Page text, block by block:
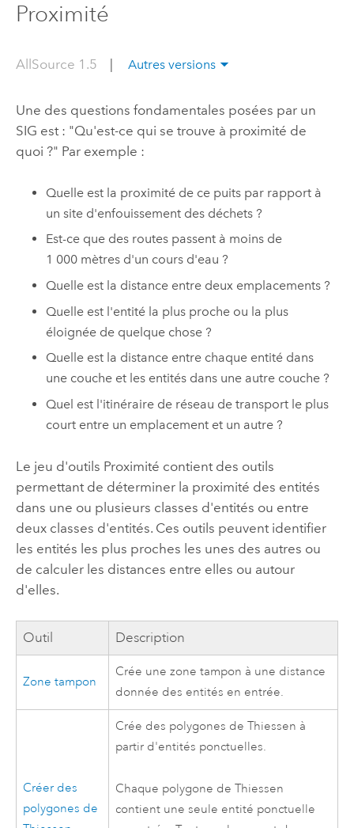
Proximité
AllSource 1.5 | Autres versions
Une des questions fondamentales posées par un
SIG est : "Qu'est-ce qui se trouve à proximité de
quoi ?" Par exemple :
Quelle est la proximité de ce puits par rapport à
un site d'enfouissement des déchets ?
Est-ce que des routes passent à moins de
1 000 mètres d'un cours d'eau ?
Quelle est la distance entre deux emplacements ?
Quelle est l'entité la plus proche ou la plus
éloignée de quelque chose ?
Quelle est la distance entre chaque entité dans
une couche et les entités dans une autre couche ?
Quel est l'itinéraire de réseau de transport le plus
court entre un emplacement et un autre ?
Le jeu d'outils Proximité contient des outils
permettant de déterminer la proximité des entités
dans une ou plusieurs classes d'entités ou entre
deux classes d'entités. Ces outils peuvent identifier
les entités les plus proches les unes des autres ou
de calculer les distances entre elles ou autour
d'elles.
Outil Description
Zone tampon
Crée une zone tampon à une distance
donnée des entités en entrée.
Créer des
polygones de
Crée des polygones de Thiessen à
partir d'entités ponctuelles.
Chaque polygone de Thiessen
contient une seule entité ponctuelle